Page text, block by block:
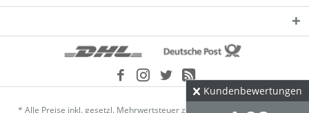
Kundenbewertungen
* Alle Preise inkl. gesetzl. Mehrwertsteuer zzgl. Versandkosten und ggf.